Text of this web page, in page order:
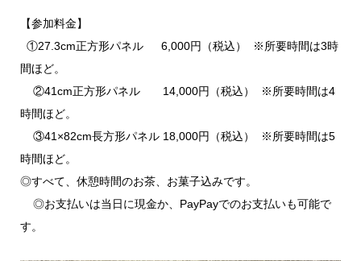
【参加料金】
①27.3cm正方形パネル 6,000円（税込） ※所要時間は3時
間ほど。
②41cm正方形パネル 14,000円（税込） ※所要時間は4
時間ほど。
③41×82cm長方形パネル 18,000円（税込） ※所要時間は5
時間ほど。
◎すべて、休憩時間のお茶、お菓子込みです。
◎お支払いは当日に現金か、PayPayでのお支払いも可能で
す。